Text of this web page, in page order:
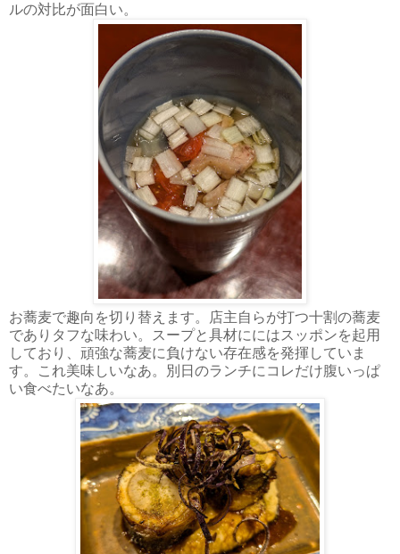
ルの対比が面白い。
お蕎麦で趣向を切り替えます。店主自らが打つ十割の蕎麦
でありタフな味わい。スープと具材ににはスッポンを起用
しており、頑強な蕎麦に負けない存在感を発揮していま
す。これ美味しいなあ。別日のランチにコレだけ腹いっぱ
い食べたいなあ。